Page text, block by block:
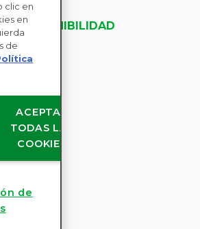
SOSTENIBILIDAD
clic en
en
de
ACEPTAR
TODAS LAS
COOKIES
de